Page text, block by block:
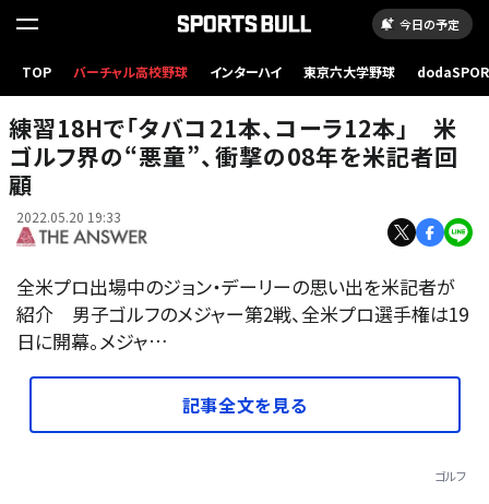
今日の予定
TOP バーチャル高校野球 インターハイ 東京六大学野球
全米プロ選手権の初日、16番ホールでカートを運転するジョン・デーリー【写真：AP】
練習18Hで「タバコ21本、コーラ12本」 米
ゴルフ界の“悪童”、衝撃の08年を米記者回
顧
2022.05.20 19:33
全米プロ出場中のジョン・デーリーの思い出を米記者が
紹介 男子ゴルフのメジャー第2戦、全米プロ選手権は19
日に開幕。メジャ…
記事全文を見る
ゴルフ